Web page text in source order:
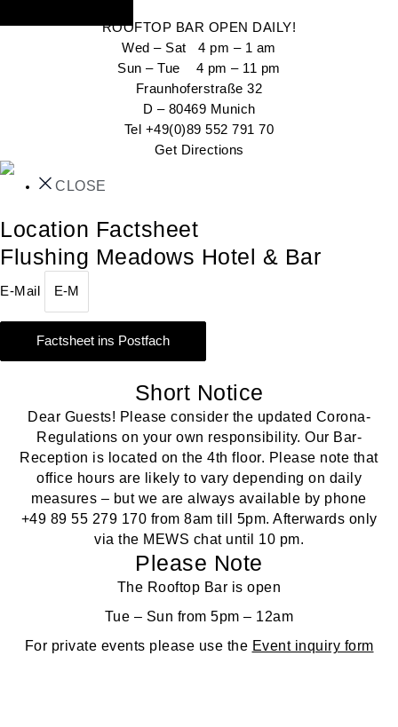
ROOFTOP BAR OPEN DAILY!
Wed – Sat 4 pm – 1 am
Sun – Tue 4 pm – 11 pm
Fraunhoferstraße 32
D – 80469 Munich
Tel +49(0)89 552 791 70
Get Directions
CLOSE
Location Factsheet
Flushing Meadows Hotel & Bar
E-Mail
Factsheet ins Postfach
Short Notice
Dear Guests! Please consider the updated Corona-
Regulations on your own responsibility. Our Bar-
Reception is located on the 4th floor. Please note that
office hours are likely to vary depending on daily
measures – but we are always available by phone
+49 89 55 279 170 from 8am till 5pm. Afterwards only
via the MEWS chat until 10 pm.
Please Note
The Rooftop Bar is open
Tue – Sun from 5pm – 12am
For private events please use the Event inquiry form